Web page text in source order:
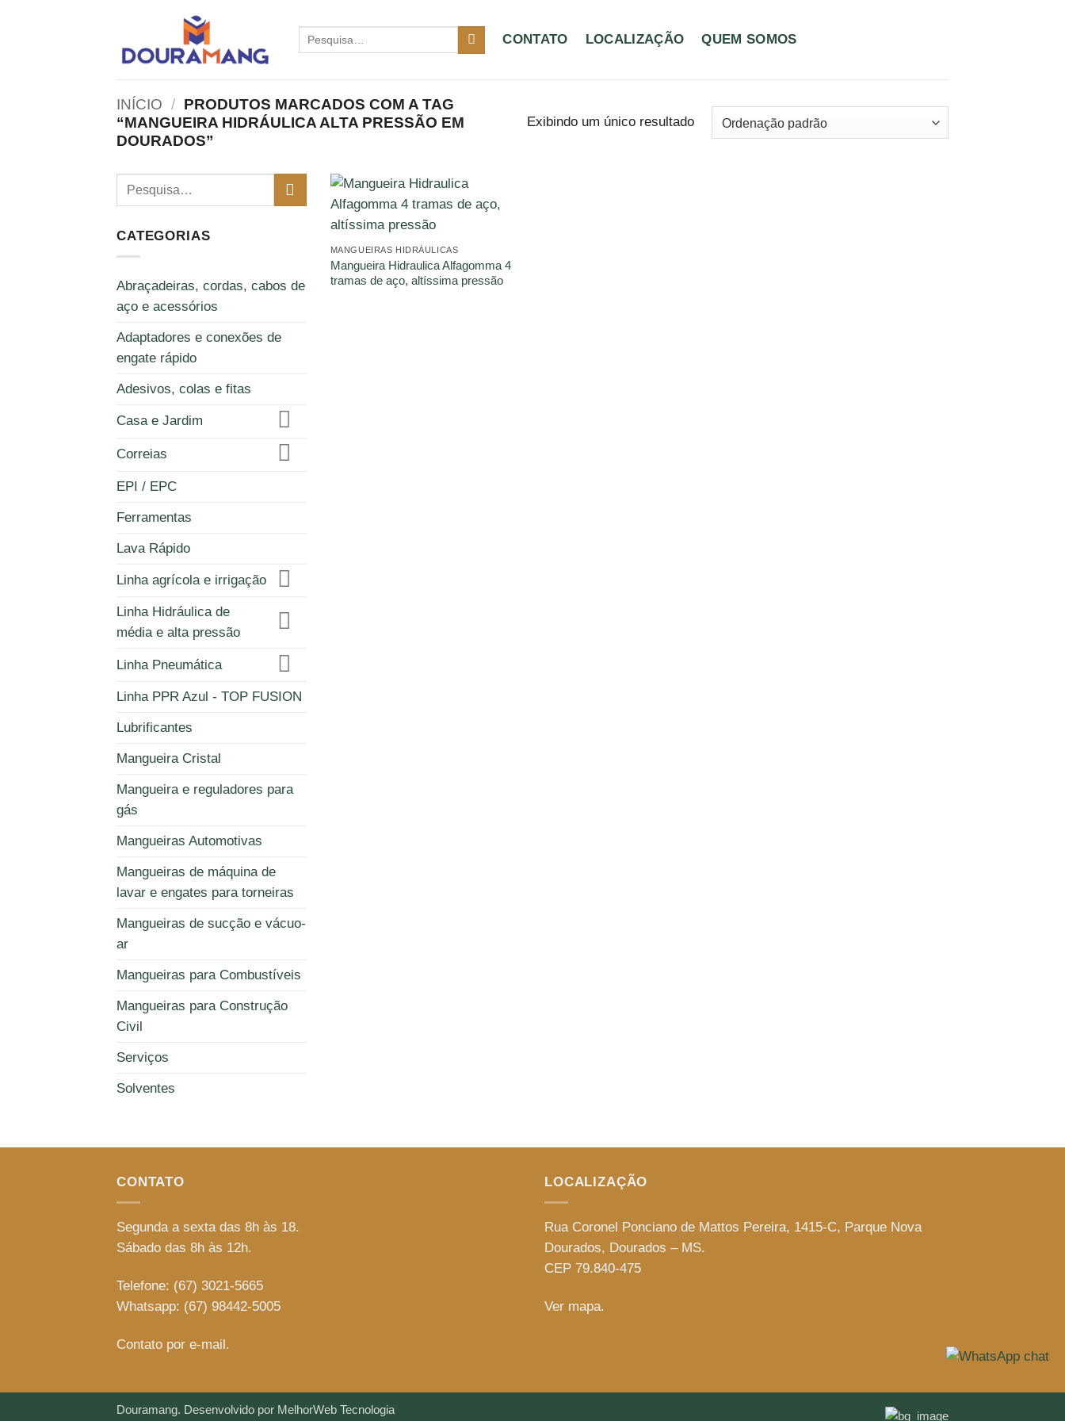
CONTATO LOCALIZAÇÃO QUEM SOMOS
INÍCIO / PRODUTOS MARCADOS COM A TAG
“MANGUEIRA HIDRÁULICA ALTA PRESSÃO EM
DOURADOS”
Exibindo um único resultado
CATEGORIAS
Abraçadeiras, cordas, cabos de
aço e acessórios
Adaptadores e conexões de
engate rápido
Adesivos, colas e fitas
Casa e Jardim
Correias
EPI / EPC
Ferramentas
Lava Rápido
Linha agrícola e irrigação
Linha Hidráulica de
média e alta pressão
Linha Pneumática
Linha PPR Azul - TOP FUSION
Lubrificantes
Mangueira Cristal
Mangueira e reguladores para
gás
Mangueiras Automotivas
Mangueiras de máquina de
lavar e engates para torneiras
Mangueiras de sucção e vácuo-
ar
Mangueiras para Combustíveis
Mangueiras para Construção
Civil
Serviços
Solventes
MANGUEIRAS HIDRÁULICAS
Mangueira Hidraulica Alfagomma 4
tramas de aço, altíssima pressão
CONTATO
Segunda a sexta das 8h às 18.
Sábado das 8h às 12h.
Telefone: (67) 3021-5665
Whatsapp: (67) 98442-5005
Contato por e-mail.
LOCALIZAÇÃO
Rua Coronel Ponciano de Mattos Pereira, 1415-C, Parque Nova
Dourados, Dourados – MS.
CEP 79.840-475
Ver mapa.
Douramang. Desenvolvido por MelhorWeb Tecnologia